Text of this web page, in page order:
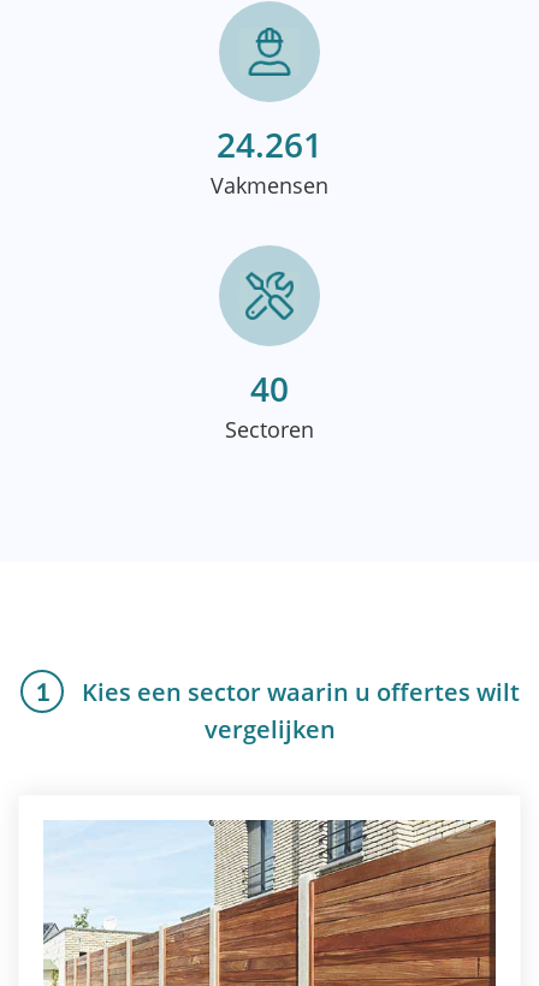
24.261
Vakmensen
40
Sectoren
1
Kies een sector waarin u offertes wilt
vergelijken